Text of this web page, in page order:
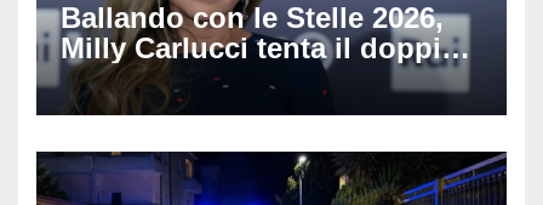
Ballando con le Stelle 2026,
Milly Carlucci tenta il doppio
colpo: tra i papabili Ornella
Muti e Monica Guerritore